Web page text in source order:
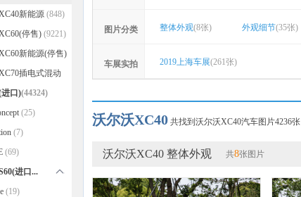
新能源 (848)
停售) (9221)
新能源(停售)
插电式混动
口)(44324)
(25)
(7)
(69)
进口...
进口)(停售)
(19)
图片分类 整体外观(8张) 外观细节(35张)
车展实拍 2019上海车展(261张)
沃尔沃XC40 共找到沃尔沃XC40汽车图片4236张
沃尔沃XC40 整体外观 共8张图片